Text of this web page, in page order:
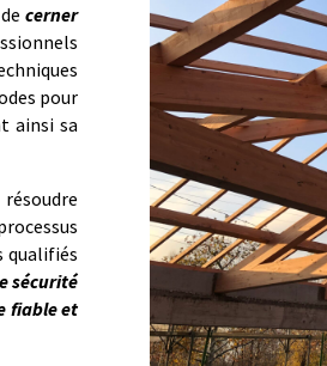
decerner
pour
ainsi sa
qualifiés
sécurité
fiable et